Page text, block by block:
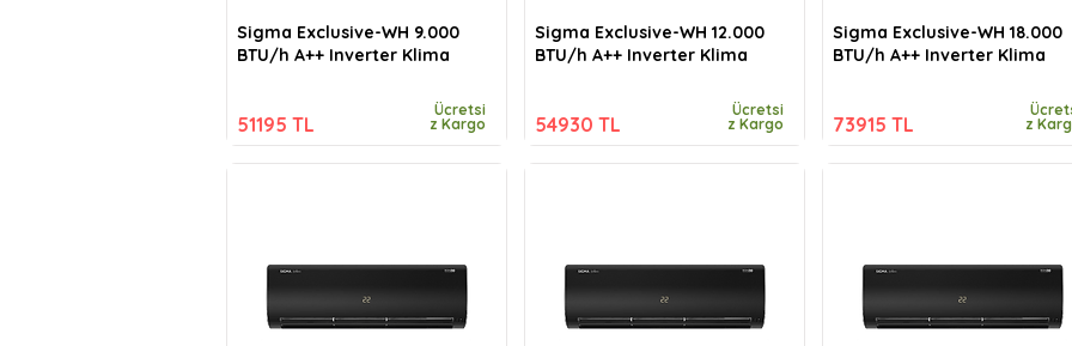
Sigma Exclusive-WH 9.000
BTU/h A++ Inverter Klima
51195 TL
Ücretsi
z Kargo
Sigma Exclusive-WH 12.000
BTU/h A++ Inverter Klima
54930 TL
Ücretsi
z Kargo
Sigma Exclusive-WH 18.000
BTU/h A++ Inverter Klima
73915 TL
z